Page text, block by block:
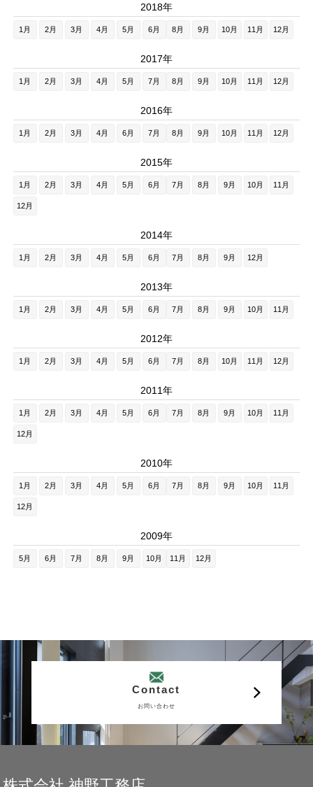
2018年
1月 2月 3月 4月 5月 6月 8月 9月 10月 11月 12月
2017年
1月 2月 3月 4月 5月 7月 8月 9月 10月 11月 12月
2016年
1月 2月 3月 4月 6月 7月 8月 9月 10月 11月 12月
2015年
1月 2月 3月 4月 5月 6月 7月 8月 9月 10月 11月
12月
2014年
1月 2月 3月 4月 5月 6月 7月 8月 9月 12月
2013年
1月 2月 3月 4月 5月 6月 7月 8月 9月 10月 11月
2012年
1月 2月 3月 4月 5月 6月 7月 8月 10月 11月 12月
2011年
1月 2月 3月 4月 5月 6月 7月 8月 9月 10月 11月
12月
2010年
1月 2月 3月 4月 5月 6月 7月 8月 9月 10月 11月
12月
2009年
5月 6月 7月 8月 9月 10月 11月 12月
Contact
お問い合わせ